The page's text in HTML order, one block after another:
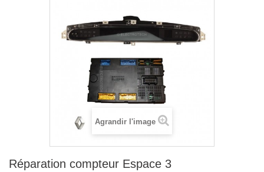
Agrandir l'image
Réparation compteur Espace 3